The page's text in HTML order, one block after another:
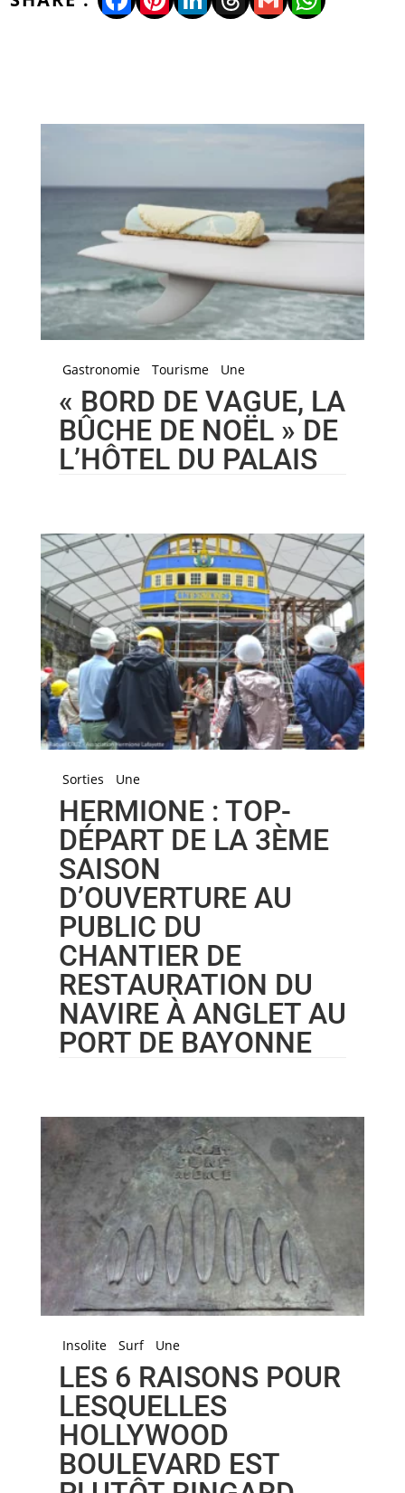
Gastronomie Tourisme Une
« BORD DE VAGUE, LA
BÛCHE DE NOËL » DE
L’HÔTEL DU PALAIS
Sorties Une
HERMIONE : TOP-
DÉPART DE LA 3ÈME
SAISON
D’OUVERTURE AU
PUBLIC DU
CHANTIER DE
RESTAURATION DU
NAVIRE À ANGLET AU
PORT DE BAYONNE
Insolite Surf Une
LES 6 RAISONS POUR
LESQUELLES
HOLLYWOOD
BOULEVARD EST